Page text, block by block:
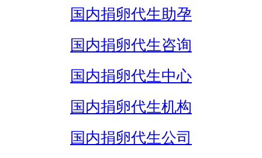
国内捐卵代生助孕
国内捐卵代生咨询
国内捐卵代生中心
国内捐卵代生机构
国内捐卵代生公司